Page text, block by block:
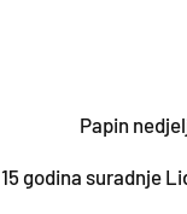
Papin
15 godina suradnje